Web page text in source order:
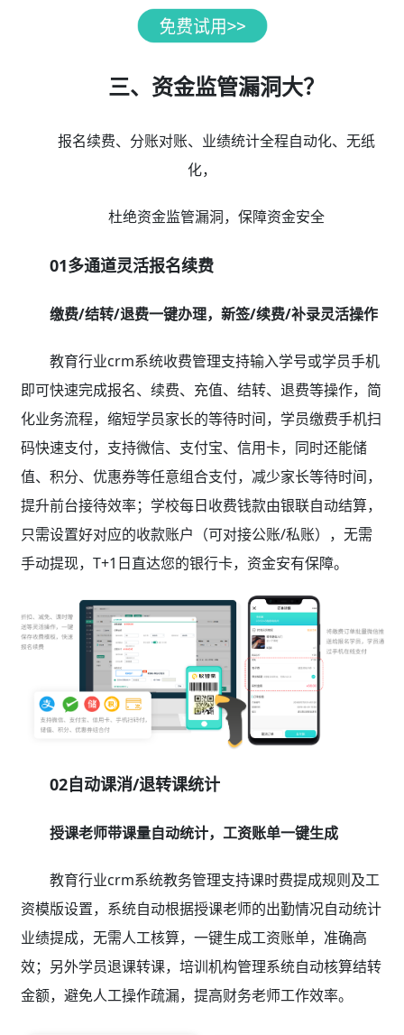
三、资金监管漏洞大？
报名续费、分账对账、业绩统计全程自动化、无纸
化，
杜绝资金监管漏洞，保障资金安全
01多通道灵活报名续费
缴费/结转/退费一键办理，新签/续费/补录灵活操作
教育行业crm系统收费管理支持输入学号或学员手机
即可快速完成报名、续费、充值、结转、退费等操作，简
化业务流程，缩短学员家长的等待时间，学员缴费手机扫
码快速支付，支持微信、支付宝、信用卡，同时还能储
值、积分、优惠券等任意组合支付，减少家长等待时间，
提升前台接待效率；学校每日收费钱款由银联自动结算，
只需设置好对应的收款账户（可对接公账/私账），无需
手动提现，T+1日直达您的银行卡，资金安有保障。
02自动课消/退转课统计
授课老师带课量自动统计，工资账单一键生成
教育行业crm系统教务管理支持课时费提成规则及工
资模版设置，系统自动根据授课老师的出勤情况自动统计
业绩提成，无需人工核算，一键生成工资账单，准确高
效；另外学员退课转课，培训机构管理系统自动核算结转
金额，避免人工操作疏漏，提高财务老师工作效率。